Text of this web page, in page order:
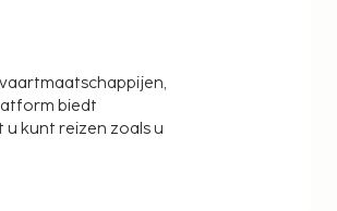
biedt
kunt reizen zoals u